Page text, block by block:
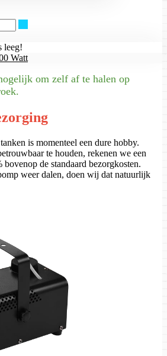
leeg!
Watt
om zelf af te halen op
is momenteel een dure hobby.
te houden, rekenen we een
de standaard bezorgkosten.
weer dalen, doen wij dat natuurlijk